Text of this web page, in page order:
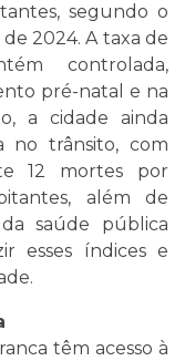
segundo o
2024. A taxa de
controlada,
pré-natal e na
a cidade ainda
no trânsito, com
12 mortes por
além de
saúde pública
esses índices e
têm acesso à